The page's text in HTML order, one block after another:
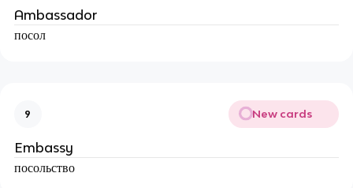
Ambassador
посол
9 New cards
Embassy
посольство